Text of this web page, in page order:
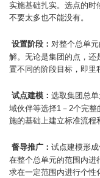
实施基础扎实。选点的时
不要太多也不能没有。
设置阶段： 对整个总单
解。无论是集团的点，还
置不同的阶段目标，即里
试点建模： 选取集团总
域伙伴等选择1－2个完
施的基础上建立标准流程
督导推广： 试点建模形
在整个总单元的范围内进
求在一定范围内进行个性